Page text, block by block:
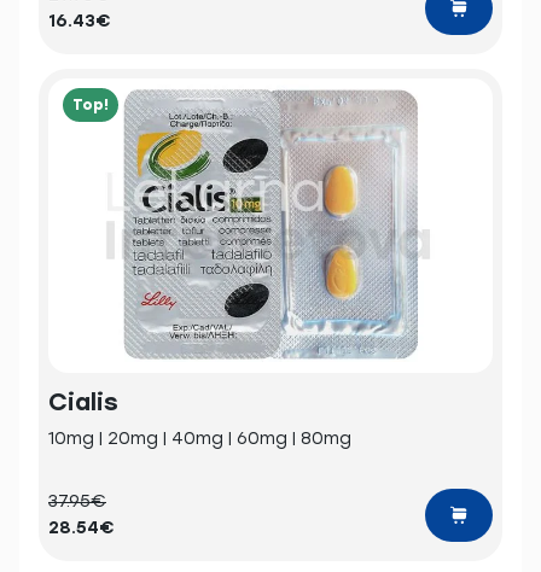
16.43€
Top!
Cialis
10mg | 20mg | 40mg | 60mg | 80mg
37.95€
28.54€